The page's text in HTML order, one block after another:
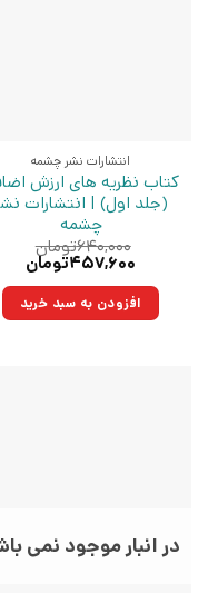
انتشارات نشر چشمه
کتاب نظریه های ارزش
(جلد اول) | انتشارات
چشمه
۶۴۰,۰۰۰تومان
قیمت
۶۴۰,۰۰۰تومان
بود.
۴۵۷,۶۰۰تومان
افزودن به سبد خرید
در انبار موجود نمی